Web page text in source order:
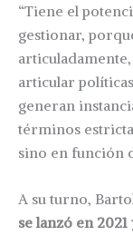
“Tiene el
gestionar,
articular
generan
términos
sino en función
A su turno,
se lanzó en